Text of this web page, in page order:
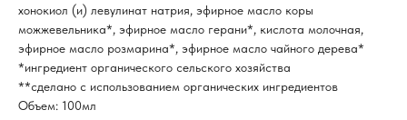
хонокиол (и) левулинат натрия, эфирное масло коры
можжевельника*, эфирное масло герани*, кислота молочная,
эфирное масло розмарина*, эфирное масло чайного дерева*
*ингредиент органического сельского хозяйства
**сделано с использованием органических ингредиентов
Объем: 100мл